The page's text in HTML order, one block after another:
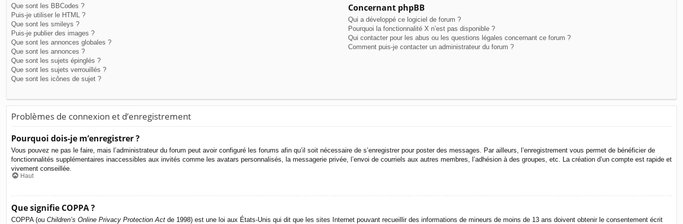
Que sont les BBCodes ?
Puis-je utiliser le HTML ?
Que sont les smileys ?
Puis-je publier des images ?
Que sont les annonces globales ?
Que sont les annonces ?
Que sont les sujets épinglés ?
Que sont les sujets verrouillés ?
Que sont les icônes de sujet ?
Concernant phpBB
Qui a développé ce logiciel de forum ?
Pourquoi la fonctionnalité X n’est pas disponible ?
Qui contacter pour les abus ou les questions légales concernant ce forum ?
Comment puis-je contacter un administrateur du forum ?
Problèmes de connexion et d’enregistrement
Pourquoi dois-je m’enregistrer ?
Vous pouvez ne pas le faire, mais l’administrateur du forum peut avoir configuré les forums afin qu’il soit nécessaire de s’enregistrer pour poster des messages. Par ailleurs, l’enregistrement vous permet de bénéficier de
fonctionnalités supplémentaires inaccessibles aux invités comme les avatars personnalisés, la messagerie privée, l’envoi de courriels aux autres membres, l’adhésion à des groupes, etc. La création d’un compte est rapide et
vivement conseillée.
Haut
Que signifie COPPA ?
COPPA (ou Children’s Online Privacy Protection Act de 1998) est une loi aux États-Unis qui dit que les sites Internet pouvant recueillir des informations de mineurs de moins de 13 ans doivent obtenir le consentement écrit